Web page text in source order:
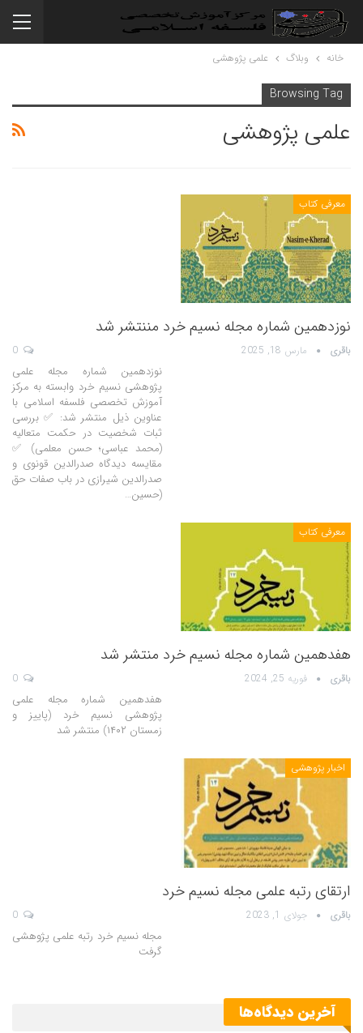
خانه وبلاگ علمی پژوهشی
Browsing Tag
علمی پژوهشی
معرفی کتاب
نوزدهمین شماره مجله نسیم خرد مننتشر شد
باقری مارس 18, 2025
نوزدهمین شماره مجله علمی
پژوهشی نسیم خرد وابسته به مرکز
آموزش تخصصی فلسفه اسلامی با
عناوین ذیل منتشر شد: ✅ بررسی
ثبات شخصیت در حکمت متعالیه
(محمد عباسی؛ حسن معلمی) ✅
مقایسه دیدگاه صدرالدین قونوی و
صدرالدین شیرازی در باب صفات حق
(حسین…
معرفی کتاب
هفدهمین شماره مجله نسیم خرد منتشر شد
باقری فوریه 25, 2024
هفدهمین شماره مجله علمی
پژوهشی نسیم خرد (پاییز و
زمستان ۱۴۰۲) منتشر شد
اخبار پژوهشی
ارتقای رتبه علمی مجله نسیم خرد
باقری جولای 1, 2023
مجله نسیم خرد رتبه علمی پژوهشی
گرفت
آخرین دیدگاه‌ها